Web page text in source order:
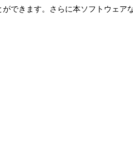
できます。さらに本ソフトウェ